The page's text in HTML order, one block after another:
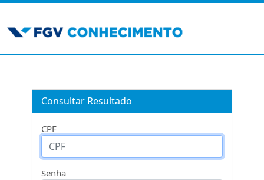
Consultar Resultado
CPF
Senha